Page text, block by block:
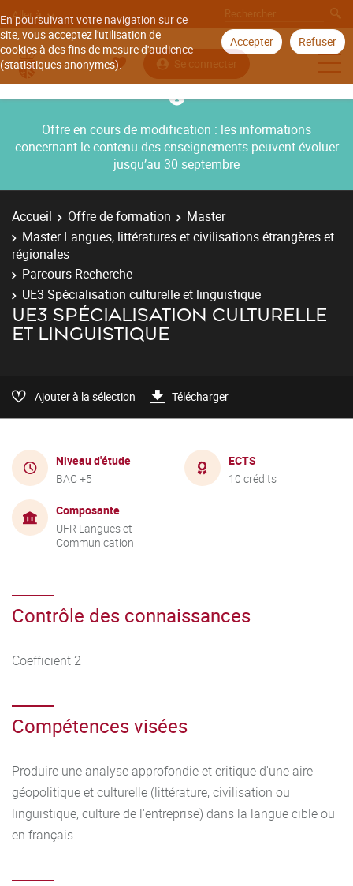
En poursuivant votre navigation sur ce
site, vous acceptez l'utilisation de
cookies à des fins de mesure d'audience
(statistiques anonymes).
Accepter Refuser
Aller à
Se connecter
Offre en cours de modification : les informations
concernant le contenu des enseignements peuvent évoluer
jusqu’au 30 septembre
Accueil Offre de formation
Master
Master Langues, littératures et civilisations étrangères et
régionales
Parcours Recherche
UE3 Spécialisation culturelle et linguistique
UE3 SPÉCIALISATION CULTURELLE
ET LINGUISTIQUE
Ajouter à la sélection Télécharger
Niveau d'étude
BAC +5
ECTS
10 crédits
Composante
UFR Langues et
Communication
Contrôle des connaissances
Coefficient 2
Compétences visées
Produire une analyse approfondie et critique d'une aire
géopolitique et culturelle (littérature, civilisation ou
linguistique, culture de l'entreprise) dans la langue cible ou
en français